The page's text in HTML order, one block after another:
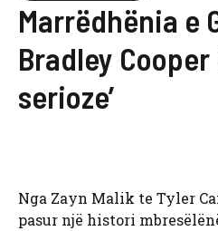
Marrëdhënia e
Bradley Cooper
serioze’
Nga Zayn Malik te Tyler
pasur një histori